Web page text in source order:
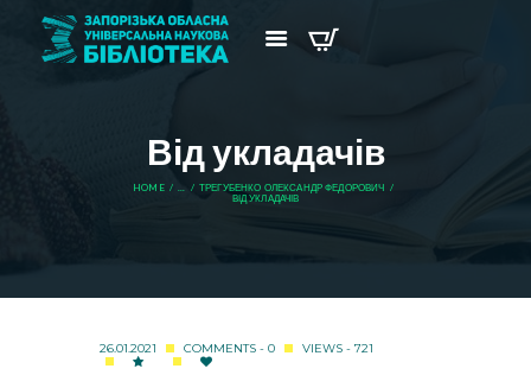
Від укладачів
HOME ...
ТРЕГУБЕНКО ОЛЕКСАНДР ФЕДОРОВИЧ
ВІД УКЛАДАЧІВ
26.01.2021 COMMENTS - 0 VIEWS - 721